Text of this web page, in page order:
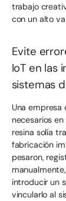
trabajo
con un alto
Evite
IoT en las
sistemas
Una
necesarios
resina solía
fabricación
pesaron,
introducir un
vincularlo al